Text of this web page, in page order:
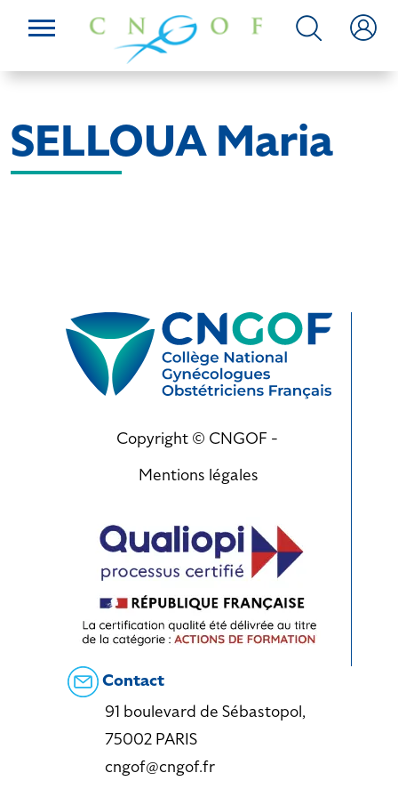
SELLOUA Maria
Copyright © CNGOF -
Mentions légales
Contact
91 boulevard de Sébastopol,
75002 PARIS
cngof@cngof.fr